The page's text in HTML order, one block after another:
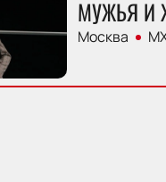
МУЖЬЯ И
Москва